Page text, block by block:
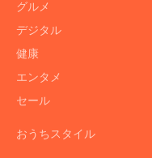
グルメ
デジタル
健康
エンタメ
セール
おうちスタイル